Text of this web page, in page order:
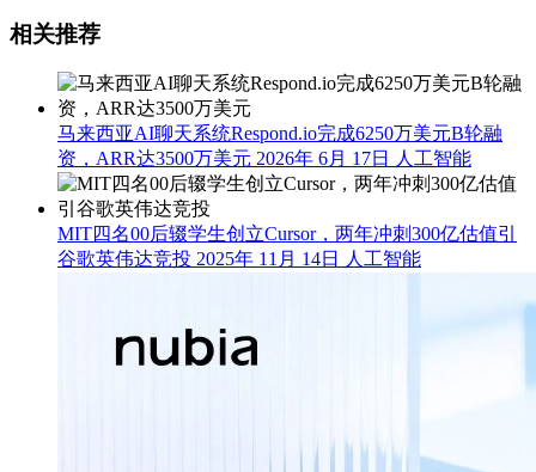
相关推荐
马来西亚AI聊天系统Respond.io完成6250万美元B轮融
资，ARR达3500万美元 2026年 6月 17日 人工智能
MIT四名00后辍学生创立Cursor，两年冲刺300亿估值引
谷歌英伟达竞投 2025年 11月 14日 人工智能